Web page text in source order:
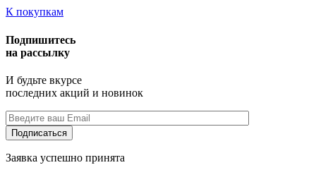
К покупкам
Подпишитесь
на рассылку
И будьте вкурсе
последних акций и новинок
Подписаться
Заявка успешно принята